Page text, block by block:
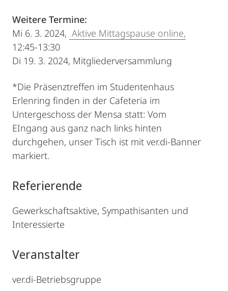
Weitere Termine:
Mi 6. 3. 2024, Aktive Mittagspause online,
12:45-13:30
Di 19. 3. 2024, Mitgliederversammlung
*Die Präsenztreffen im Studentenhaus
Erlenring finden in der Cafeteria im
Untergeschoss der Mensa statt: Vom
EIngang aus ganz nach links hinten
durchgehen, unser Tisch ist mit ver.di-Banner
markiert.
Referierende
Gewerkschaftsaktive, Sympathisanten und
Interessierte
Veranstalter
ver.di-Betriebsgruppe